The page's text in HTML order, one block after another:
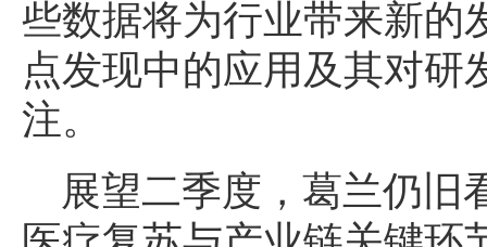
些数据将为行业带来新的
点发现中的应用及其对研
注。
展望二季度，葛兰仍旧